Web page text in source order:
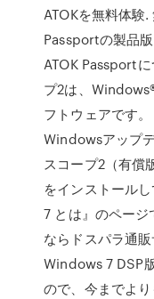
ATOKを無料体験
Passportの製品
ATOK Passport
プ2は、
フトウェアです
Windowsアップ
スコープ2（有償
をインストール
7 とは』のペー
ならドスパラ通
Windows 7 DSP
ので、今までよ